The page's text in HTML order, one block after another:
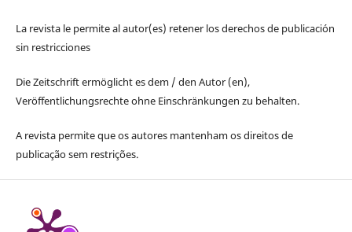
La revista le permite al autor(es) retener los derechos de publicación
sin restricciones
Die Zeitschrift ermöglicht es dem / den Autor (en),
Veröffentlichungsrechte ohne Einschränkungen zu behalten.
A revista permite que os autores mantenham os direitos de
publicação sem restrições.